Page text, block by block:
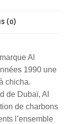
(0)
Al
1990 une
chicha.
de Dubaï, Al
de charbons
l’ensemble